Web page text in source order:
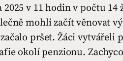
2025 v 11 hodin v počtu
mohli začít věnovat
pršet. Žáci vytvářeli
okolí penzionu.